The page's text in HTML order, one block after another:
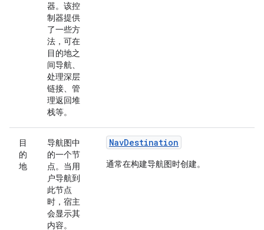
器。该控
制器提供
了一些方
法，可在
目的地之
间导航、
处理深层
链接、管
理返回堆
栈等。
目
的
地
导航图中
的一个节
点。当用
户导航到
此节点
时，宿主
会显示其
内容。
NavDestination
通常在构建导航图时创建。